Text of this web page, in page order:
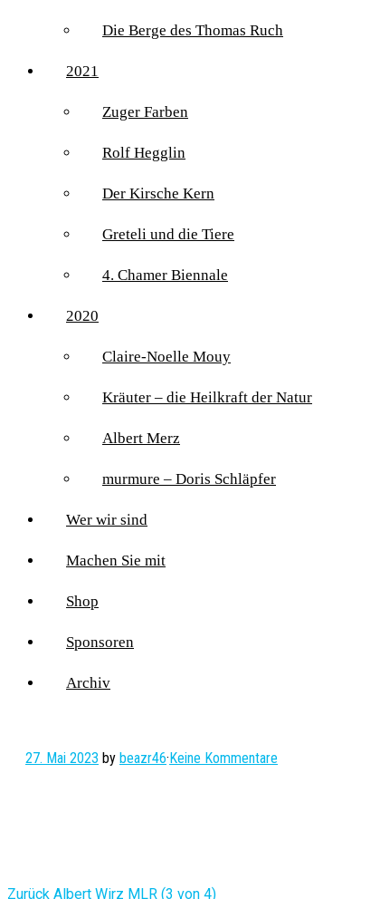
Die Berge des Thomas Ruch
2021
Zuger Farben
Rolf Hegglin
Der Kirsche Kern
Greteli und die Tiere
4. Chamer Biennale
2020
Claire-Noelle Mouy
Kräuter – die Heilkraft der Natur
Albert Merz
murmure – Doris Schläpfer
Wer wir sind
Machen Sie mit
Shop
Sponsoren
Archiv
27. Mai 2023 by beazr46· Keine Kommentare
Zurück Vorheriger
Albert Wirz MLR (3 von 4)